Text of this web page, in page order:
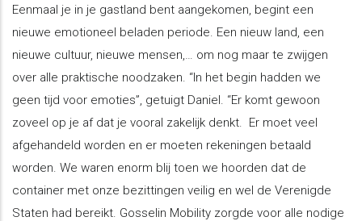
​Eenmaal je in je gastland bent aangekomen, begint een
nieuwe emotioneel beladen periode. Een nieuw land, een
nieuwe cultuur, nieuwe mensen,… om nog maar te zwijgen
over alle praktische noodzaken. “In het begin hadden we
geen tijd voor emoties”, getuigt Daniel. “Er komt gewoon
zoveel op je af dat je vooral zakelijk denkt. Er moet veel
afgehandeld worden en er moeten rekeningen betaald
worden. We waren enorm blij toen we hoorden dat de
container met onze bezittingen veilig en wel de Verenigde
Staten had bereikt. Gosselin Mobility zorgde voor alle nodige